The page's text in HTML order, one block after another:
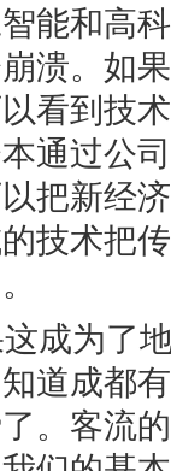
能和高
溃。如
看到技
通过公
把新经
技术把
成为了
道成都
。客流